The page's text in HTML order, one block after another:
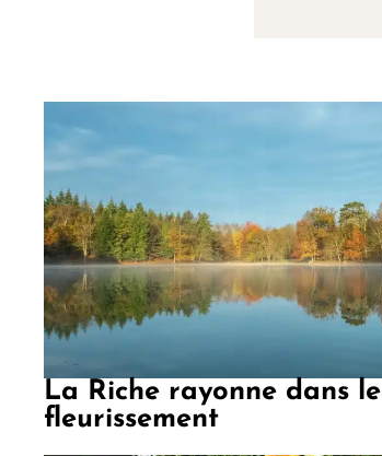
La Riche rayonne dans le
fleurissement